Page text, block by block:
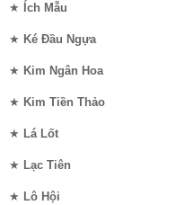
★ Ích Mẫu
★ Ké Đầu Ngựa
★ Kim Ngân Hoa
★ Kim Tiền Thảo
★ Lá Lốt
★ Lạc Tiên
★ Lô Hội